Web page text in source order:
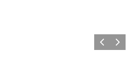
ForrigeNæste